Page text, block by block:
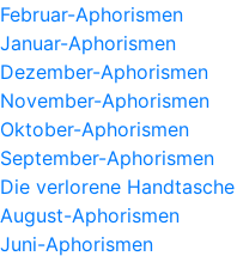
Februar-Aphorismen
Januar-Aphorismen
Dezember-Aphorismen
November-Aphorismen
Oktober-Aphorismen
September-Aphorismen
Die verlorene Handtasche
August-Aphorismen
Juni-Aphorismen